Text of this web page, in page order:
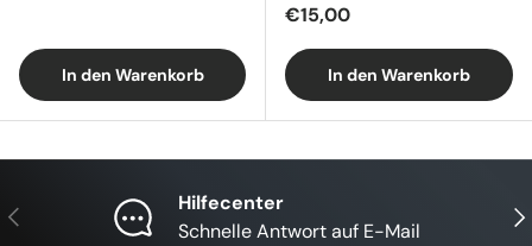
In den Warenkorb
Normaler Preis
€15,00
In den Warenkorb
Vorherige
Hilfecenter
Schnelle Antwort auf E-Mail